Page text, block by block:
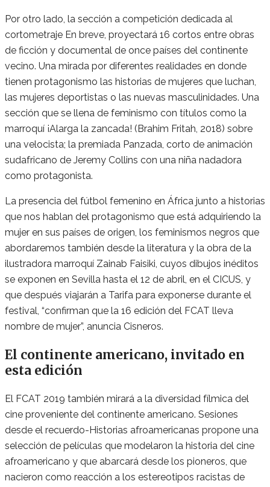
Por otro lado, la sección a competición dedicada al
cortometraje En breve, proyectará 16 cortos entre obras
de ficción y documental de once países del continente
vecino. Una mirada por diferentes realidades en donde
tienen protagonismo las historias de mujeres que luchan,
las mujeres deportistas o las nuevas masculinidades. Una
sección que se llena de feminismo con títulos como la
marroquí ¡Alarga la zancada! (Brahim Fritah, 2018) sobre
una velocista; la premiada Panzada, corto de animación
sudafricano de Jeremy Collins con una niña nadadora
como protagonista.
La presencia del fútbol femenino en África junto a historias
que nos hablan del protagonismo que está adquiriendo la
mujer en sus países de origen, los feminismos negros que
abordaremos también desde la literatura y la obra de la
ilustradora marroquí Zainab Faisiki, cuyos dibujos inéditos
se exponen en Sevilla hasta el 12 de abril, en el CICUS, y
que después viajarán a Tarifa para exponerse durante el
festival, “confirman que la 16 edición del FCAT lleva
nombre de mujer”, anuncia Cisneros.
El continente americano, invitado en
esta edición
El FCAT 2019 también mirará a la diversidad fílmica del
cine proveniente del continente americano. Sesiones
desde el recuerdo-Historias afroamericanas propone una
selección de películas que modelaron la historia del cine
afroamericano y que abarcará desde los pioneros, que
nacieron como reacción a los estereotipos racistas de